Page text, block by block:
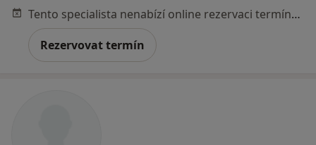
Tento specialista nenabízí online rezervaci termínu na této adrese.
Rezervovat termín